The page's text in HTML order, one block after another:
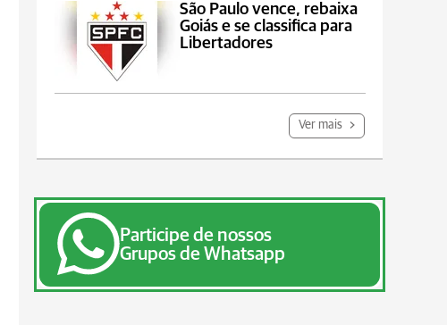
São Paulo vence, rebaixa
Goiás e se classifica para
Libertadores
Ver mais
Participe de nossos
Grupos de Whatsapp